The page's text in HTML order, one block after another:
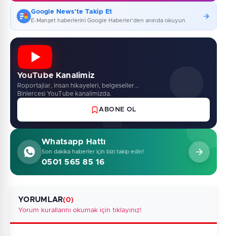
Google News'te Takip Et
E-Manşet haberlerini Google Haberler'den anında okuyun
YouTube Kanalimiz
Roportajlar, insan hikayeleri, belgeseller...
Binlercesi YouTube kanalimizda.
ABONE OL
Whatsapp Hattı
Son dakika haberler için bizi takip edin!
0501 565 85 16
YORUMLAR(0)
Yorum kurallarını okumak için tıklayınız!